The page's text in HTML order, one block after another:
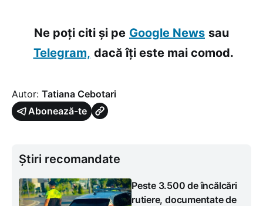
Ne poți citi și pe Google News sau
Telegram, dacă îți este mai comod.
Autor: Tatiana Cebotari
Abonează-te
Știri recomandate
Peste 3.500 de încălcări
rutiere, documentate de